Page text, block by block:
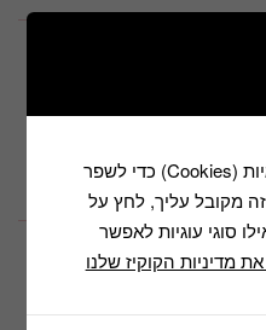
משווקים מורשים
אנחנו משתמשים בקובצי עוגיות (Cookies) כדי לשפר
מקובל עליך, לחץ על
סוגי עוגיות לאפשר
מדיניות הקוקיז שלנו